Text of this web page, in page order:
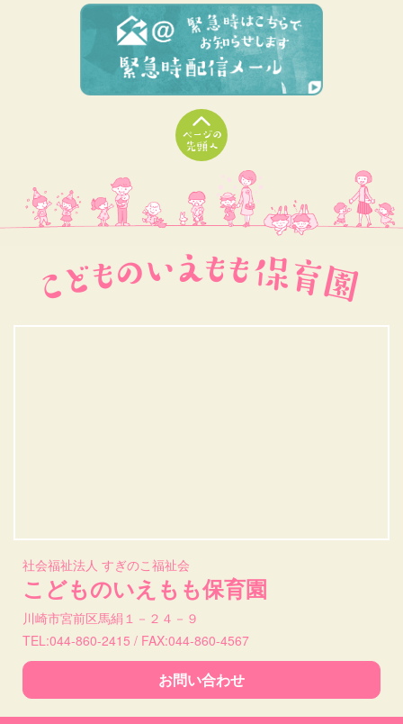
社会福祉法人 すぎのこ福祉会
こどものいえもも保育園
川崎市宮前区馬絹１－２４－９
TEL:044-860-2415 / FAX:044-860-4567
お問い合わせ